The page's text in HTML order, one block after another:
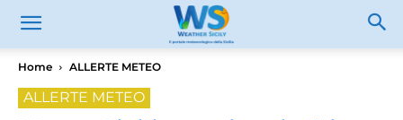
Home ALLERTE METEO
ALLERTE METEO